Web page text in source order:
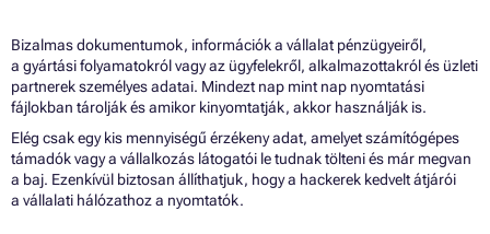
Bizalmas dokumentumok, információk a vállalat pénzügyeiről,
a gyártási folyamatokról vagy az ügyfelekről, alkalmazottakról és üzleti
partnerek személyes adatai. Mindezt nap mint nap nyomtatási
fájlokban tárolják és amikor kinyomtatják, akkor használják is.
Elég csak egy kis mennyiségű érzékeny adat, amelyet számítógépes
támadók vagy a vállalkozás látogatói le tudnak tölteni és már megvan
a baj. Ezenkívül biztosan állíthatjuk, hogy a hackerek kedvelt átjárói
a vállalati hálózathoz a nyomtatók.